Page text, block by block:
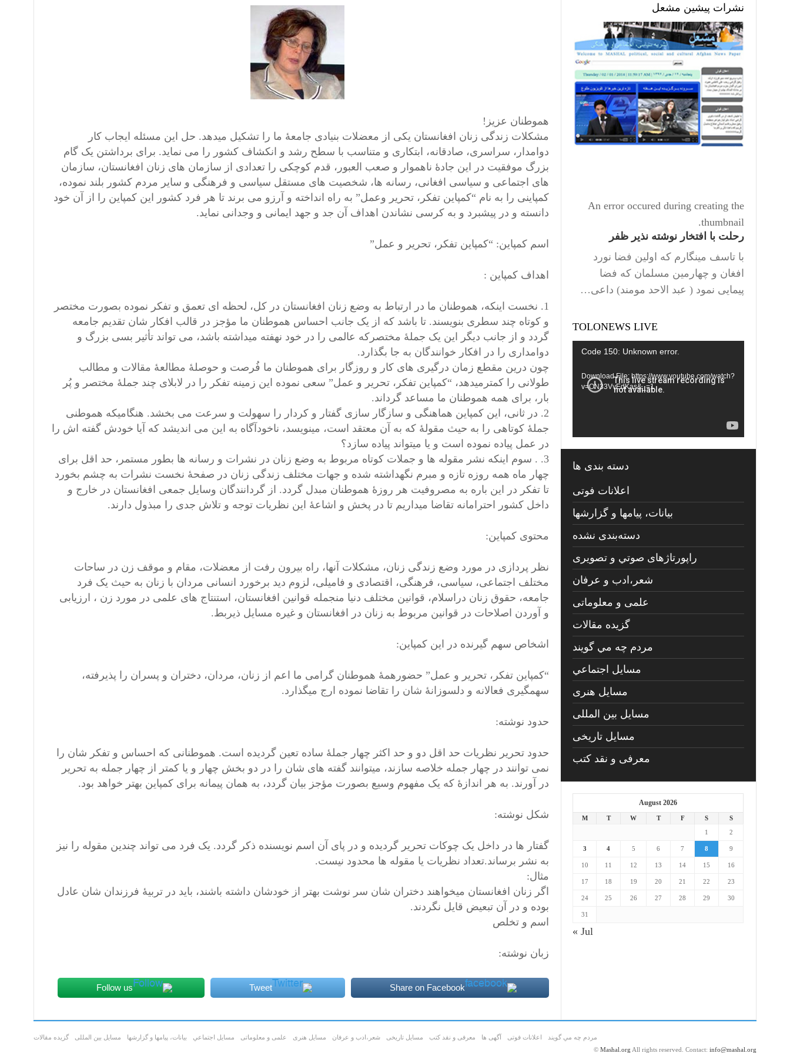
هموطنان عزیز!
مشکلات زندگی زنان افغانستان یکی از معضلات بنیادی جامعۀ ما را تشکیل میدهد. حل این مسئله ایجاب کار
دوامدار، سراسری، صادقانه، ابتکاری و متناسب با سطح رشد و انکشاف کشور را می نماید. برای برداشتن یک گام
بزرگ موفقیت در این جادۀ ناهموار و صعب العبور، قدم کوچکی را تعدادی از سازمان های زنان افغانستان، سازمان
های اجتماعی و سیاسی افغانی، رسانه ها، شخصیت های مستقل سیاسی و فرهنگی و سایر مردم کشور بلند نموده،
کمپاینی را به نام “کمپاین تفکر، تحریر وعمل” به راه انداخته و آرزو می برند تا هر فرد کشور این کمپاین را از آن خود
دانسته و در پیشبرد و به کرسی نشاندن اهداف آن جد و جهد ایمانی و وجدانی نماید.
اسم کمپاین: “کمپاین تفکر، تحریر و عمل”
اهداف کمپاین :
1. نخست اینکه، هموطنان ما در ارتباط به وضع زنان افغانستان در کل، لحظه ای تعمق و تفکر نموده بصورت مختصر
و کوتاه چند سطری بنویسند. تا باشد که از یک جانب احساس هموطنان ما مؤجز در قالب افکار شان تقدیم جامعه
گردد و از جانب دیگر این یک جملۀ مختصرکه عالمی را در خود نهفته میداشته باشد، می تواند تأثیر بسی بزرگ و
دوامداری را در افکار خوانندگان به جا بگذارد.
چون درین مقطع زمان درگیری های کار و روزگار برای هموطنان ما فُرصت و حوصلۀ مطالعۀ مقالات و مطالب
طولانی را کمترمیدهد، “کمپاین تفکر، تحریر و عمل” سعی نموده این زمینه تفکر را در لابلای چند جملۀ مختصر و پُر
بار، برای همه هموطنان ما مساعد گرداند.
2. در ثانی، این کمپاین هماهنگی و سازگار سازی گفتار و کردار را سهولت و سرعت می بخشد. هنگامیکه هموطنی
جملۀ کوتاهی را به حیث مقولۀ که به آن معتقد است، مینویسد، ناخودآگاه به این می اندیشد که آیا خودش گفته اش را
در عمل پیاده نموده است و یا میتواند پیاده سازد؟
3. . سوم اینکه نشر مقوله ها و جملات کوتاه مربوط به وضع زنان در نشرات و رسانه ها بطور مستمر، حد اقل برای
چهار ماه همه روزه تازه و مبرم نگهداشته شده و جهات مختلف زندگی زنان در صفحۀ نخست نشرات به چشم بخورد
تا تفکر در این باره به مصروفیت هر روزۀ هموطنان مبدل گردد. از گردانندگان وسایل جمعی افغانستان در خارج و
داخل کشور احترامانه تقاضا میداریم تا در پخش و اشاعۀ این نظریات توجه و تلاش جدی را مبذول دارند.
محتوی کمپاین:
نظر پردازی در مورد وضع زندگی زنان، مشکلات آنها، راه بیرون رفت از معضلات، مقام و موقف زن در ساحات
مختلف اجتماعی، سیاسی، فرهنگی، اقتصادی و فامیلی، لزوم دید برخورد انسانی مردان با زنان به حیث یک فرد
جامعه، حقوق زنان دراسلام، قوانین مختلف دنیا منجمله قوانین افغانستان، استنتاج های علمی در مورد زن ، ارزیابی
و آوردن اصلاحات در قوانین مربوط به زنان در افغانستان و غیره مسایل ذیربط.
اشخاص سهم گیرنده در این کمپاین:
“کمپاین تفکر، تحریر و عمل” حضورهمۀ هموطنان گرامی ما اعم از زنان، مردان، دختران و پسران را پذیرفته،
سهمگیری فعالانه و دلسوزانۀ شان را تقاضا نموده ارج میگذارد.
حدود نوشته:
حدود تحریر نظریات حد اقل دو و حد اکثر چهار جملۀ ساده تعین گردیده است. هموطنانی که احساس و تفکر شان را
نمی توانند در چهار جمله خلاصه سازند، میتوانند گفته های شان را در دو بخش چهار و یا کمتر از چهار جمله به تحریر
در آورند. به هر اندازۀ که یک مفهوم وسیع بصورت مؤجز بیان گردد، به همان پیمانه برای کمپاین بهتر خواهد بود.
شکل نوشته:
گفتار ها در داخل یک چوکات تحریر گردیده و در پای آن اسم نویسنده ذکر گردد. یک فرد می تواند چندین مقوله را نیز
به نشر برساند.تعداد نظریات یا مقوله ها محدود نیست.
مثال:
اگر زنان افغانستان میخواهند دختران شان سر نوشت بهتر از خودشان داشته باشند، باید در تربیۀ فرزندان شان عادل
بوده و در آن تبعیض قایل نگردند.
اسم و تخلص
زبان نوشته:
Share on Facebook
Tweet
Follow us
نشرات پیشین مشعل
An error occured during creating the
thumbnail.
رحلت با افتخار نوشته نذیر ظفر
با تاسف مینگارم که اولین فضا نورد
افغان و چهارمین مسلمان که فضا
پیمایی نمود ( عبد الاحد مومند) داعی…
TOLONEWS LIVE
Video
Code 150: Unknown error.
Download File: https://www.youtube.com/watch?
v=ON33VvEdKas&_=1
دسته بندی ها
اعلانات فوتی
بیانات، پیامها و گزارشها
دسته‌بندی نشده
راپورتاژهای صوتي و تصويری
شعر،ادب و عرفان
علمی و معلوماتی
گزیده مقالات
مردم چه مي گويند
مسايل اجتماعي
مسايل هنری
مسایل بین المللی
مسایل تاریخی
معرفی و نقد کتب
August 2026
M T W T F S
S
1
2
3 4 5 6 7 8 9
10 11 12 13 14 15 16
17 18 19 20 21 22 23
24 25 26 27 28 29 30
31
« Jul
گزیده مقالات مسایل بین المللی بیانات، پیامها و گزارشها مسايل اجتماعي علمی و معلوماتی مسايل هنری شعر،ادب و عرفان مسایل تاریخی معرفی و نقد کتب آگهی ها اعلانات فوتی
مردم چه مي گويند
© Mashal.org All rights reserved. Contact: info@mashal.org